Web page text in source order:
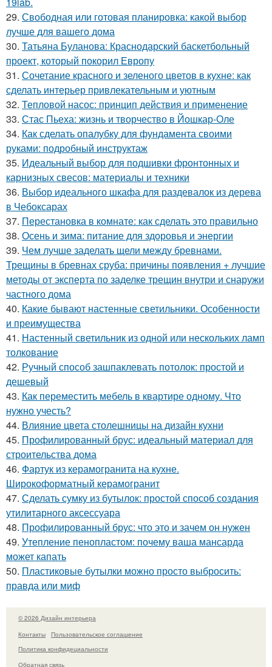
29. Свободная или готовая планировка: какой выбор
лучше для вашего дома
30. Татьяна Буланова: Краснодарский баскетбольный
проект, который покорил Европу
31. Сочетание красного и зеленого цветов в кухне: как
сделать интерьер привлекательным и уютным
32. Тепловой насос: принцип действия и применение
33. Стас Пьеха: жизнь и творчество в Йошкар-Оле
34. Как сделать опалубку для фундамента своими
руками: подробный инструктаж
35. Идеальный выбор для подшивки фронтонных и
карнизных свесов: материалы и техники
36. Выбор идеального шкафа для раздевалок из дерева
в Чебоксарах
37. Перестановка в комнате: как сделать это правильно
38. Осень и зима: питание для здоровья и энергии
39. Чем лучше заделать щели между бревнами.
Трещины в бревнах сруба: причины появления + лучшие
методы от эксперта по заделке трещин внутри и снаружи
частного дома
40. Какие бывают настенные светильники. Особенности
и преимущества
41. Настенный светильник из одной или нескольких ламп
толкование
42. Ручный способ зашпаклевать потолок: простой и
дешевый
43. Как переместить мебель в квартире одному. Что
нужно учесть?
44. Влияние цвета столешницы на дизайн кухни
45. Профилированный брус: идеальный материал для
строительства дома
46. Фартук из керамогранита на кухне.
Широкоформатный керамогранит
47. Сделать сумку из бутылок: простой способ создания
утилитарного аксессуара
48. Профилированный брус: что это и зачем он нужен
49. Утепление пенопластом: почему ваша мансарда
может капать
50. Пластиковые бутылки можно просто выбросить:
правда или миф
© 2026 Дизайн интерьера
Контакты
Пользовательское соглашение
Политика конфидециальности
Обратная связь